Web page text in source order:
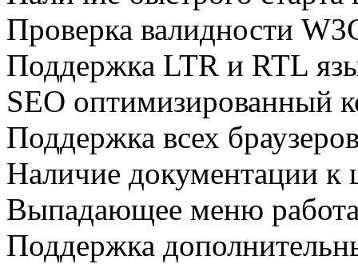
Проверка валидности
Поддержка LTR и RTL
SEO оптимизированный
Поддержка всех
Наличие документации к
Выпадающее меню
Поддержка